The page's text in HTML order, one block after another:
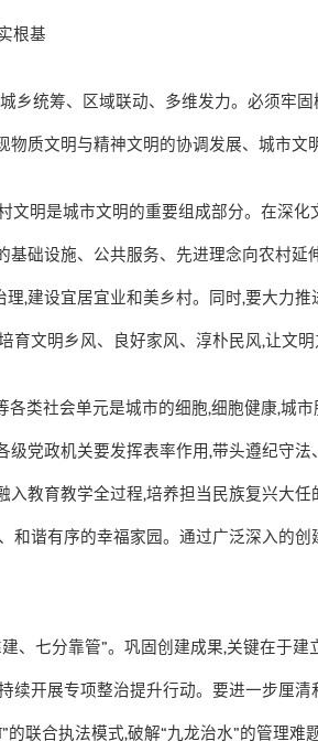
根基
乡统筹、区域联动、多维发力。必须牢固
物质文明与精神文明的协调发展、城市文
文明是城市文明的重要组成部分。在深化
基础设施、公共服务、先进理念向农村延
理,建设宜居宜业和美乡村。同时,要大力推
育文明乡风、良好家风、淳朴民风,让文明
各类社会单元是城市的细胞,细胞健康,城市
级党政机关要发挥表率作用 ,带头遵纪守法
入教育教学全过程,培养担当民族复兴大任
和谐有序的幸福家园。通过广泛深入的创
、七分靠管”。巩固创建成果,关键在于建
续开展专项整治提升行动。要进一步厘
的联合执法模式,破解“九龙治水”的管理难